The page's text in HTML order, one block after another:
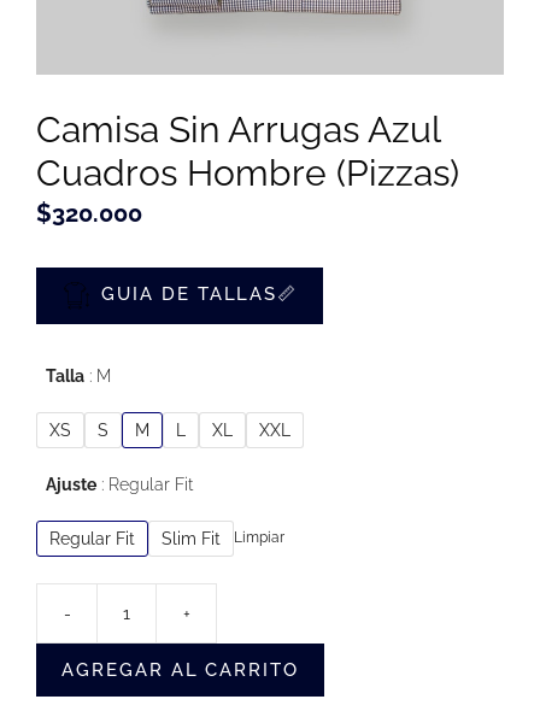
Camisa Sin Arrugas Azul
Cuadros Hombre (Pizzas)
$320.000
GUIA DE TALLAS📏
Talla M
XS S M L XL XXL
Ajuste Regular Fit
Regular Fit Slim Fit Limpiar
-
Sin
Arrugas
Azul
+
AGREGAR AL CARRITO